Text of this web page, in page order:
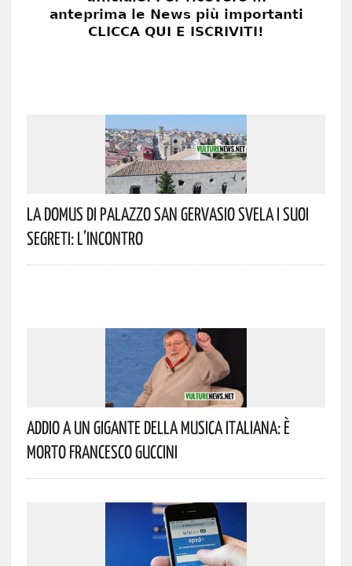
La Domus Di Palazzo San Gervasio Svela I Suoi
Segreti: L’incontro
Addio A Un Gigante Della Musica Italiana: È
Morto Francesco Guccini